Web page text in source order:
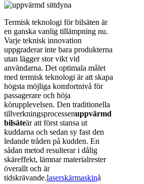
Termisk teknologi för bilsäten är
en ganska vanlig tillämpning nu.
Varje teknisk innovation
uppgraderar inte bara produkterna
utan lägger stor vikt vid
användarna. Det optimala målet
med termisk teknologi är att skapa
högsta möjliga komfortnivå för
passagerare och höja
körupplevelsen. Den traditionella
tillverkningsprocessenuppvärmd
bilsäteär att först stansa ut
kuddarna och sedan sy fast den
ledande tråden på kudden. En
sådan metod resulterar i dålig
skäreffekt, lämnar materialrester
överallt och är
tidskrävande.laserskärmaskinå